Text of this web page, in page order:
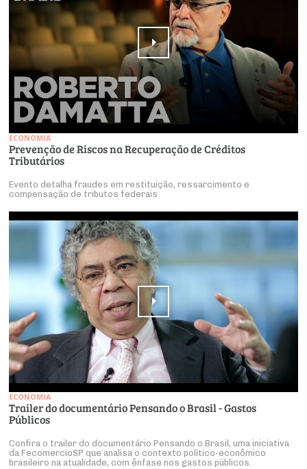
ECONOMIA
Prevenção de Riscos na Recuperação de Créditos
Tributários
Evento detalha fraudes em restituição, ressarcimento e
compensação de tributos federais
ECONOMIA
Trailer do documentário Pensando o Brasil - Gastos
Públicos
Confira o trailer do documentário Pensando o Brasil, uma iniciativa
da FecomercioSP que analisa o contexto político-econômico
brasileiro na atualidade, com ênfase nos gastos públicos.